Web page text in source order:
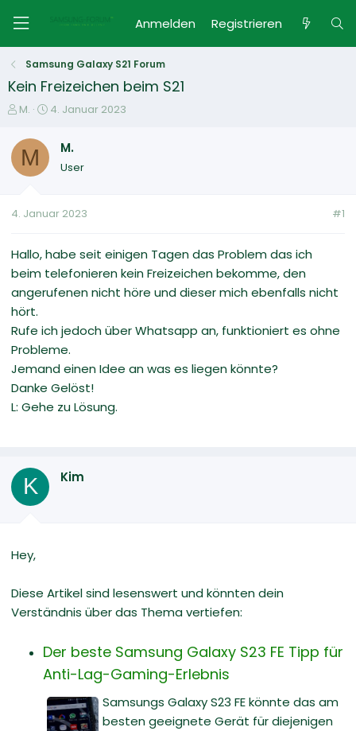
Anmelden Registrieren
Samsung Galaxy S21 Forum
Kein Freizeichen beim S21
E
s
e
e
M.
E
t
m
4. Januar 2023
M M.
User
4. Januar 2023 #1
Hallo, habe seit einigen Tagen das Problem das ich
beim telefonieren kein Freizeichen bekomme, den
angerufenen nicht höre und dieser mich ebenfalls nicht
hört.
Rufe ich jedoch über Whatsapp an, funktioniert es ohne
Probleme.
Jemand einen Idee an was es liegen könnte?
Danke Gelöst!
L: Gehe zu Lösung.
K Kim
Hey,
Diese Artikel sind lesenswert und könnten dein
Verständnis über das Thema vertiefen:
Der beste Samsung Galaxy S23 FE Tipp für
Anti-Lag-Gaming-Erlebnis
Samsungs Galaxy S23 FE könnte das am
besten geeignete Gerät für diejenigen